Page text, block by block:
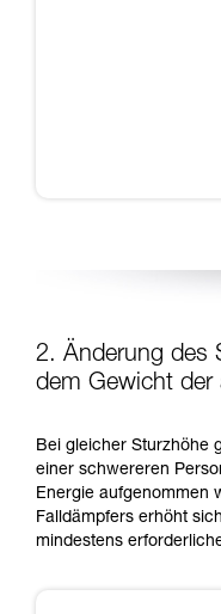
2. Änderung des
dem Gewicht der
Bei gleicher Sturzhöhe
einer schwereren
Energie aufgenommen
Falldämpfers erhöht
mindestens